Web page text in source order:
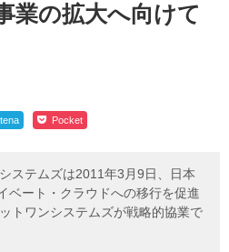
業の拡大へ向けて
Pocket
ステムズは2011年3月9日、日本
ベート・クラウドへの移行を促進
トワンシステムズが戦略的協業で